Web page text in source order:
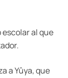
al que
a Yûya, que